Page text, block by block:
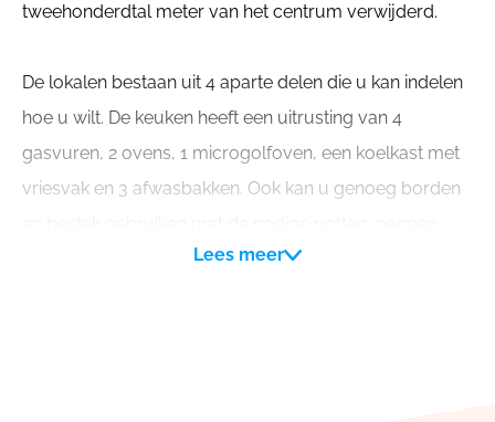
tweehonderdtal meter van het centrum verwijderd.
De lokalen bestaan uit 4 aparte delen die u kan indelen
hoe u wilt. De keuken heeft een uitrusting van 4
gasvuren, 2 ovens, 1 microgolfoven, een koelkast met
vriesvak en 3 afwasbakken. Ook kan u genoeg borden
etc. Onze lokalen zijn rolstoeltoegankelijk. (voor de
Lees meer